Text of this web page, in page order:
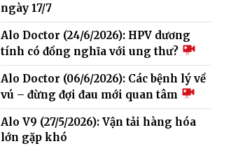
ngày 17/7
Alo Doctor (24/6/2026): HPV dương
tính có đồng nghĩa với ung thư?
Alo Doctor (06/6/2026): Các bệnh lý về
vú – đừng đợi đau mới quan tâm
Alo V9 (27/5/2026): Vận tải hàng hóa
lớn gặp khó